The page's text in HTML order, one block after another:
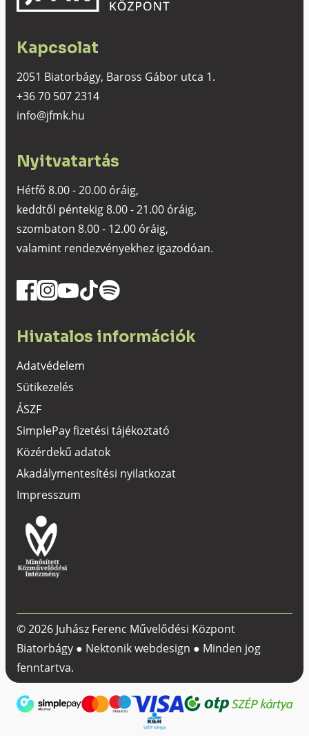
Kapcsolat
2051 Biatorbágy, Baross Gábor utca 1.
+36 70 507 2314
info@jfmk.hu
Nyitvatartás
Hétfő 8.00 - 20.00 óráig,
keddtől péntekig 8.00 - 21.00 óráig,
szombaton 8.00 - 12.00 óráig,
valamint rendezvényekhez igazodóan.
Hivatalos információk
Adatvédelem
Sütikezelés
ÁSZF
SimplePay fizetési tájékoztató
Közérdekű adatok
Akadálymentesítési nyilatkozat
Impresszum
© 2026 Juhász Ferenc Művelődési Központ
Biatorbágy ● Nektonik webdesign ● Minden jog
fenntartva.